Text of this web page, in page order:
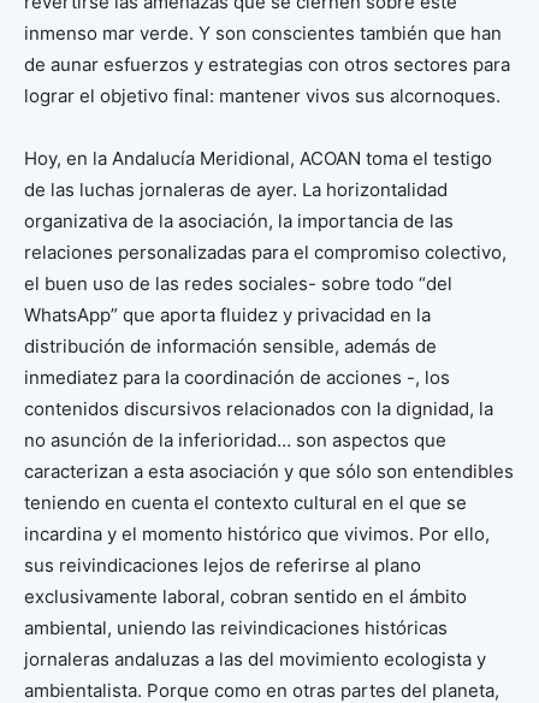
inmenso mar verde. Y son conscientes también que han
de aunar esfuerzos y estrategias con otros sectores para
lograr el objetivo final: mantener vivos sus alcornoques.
Hoy, en la Andalucía Meridional, ACOAN toma el testigo
de las luchas jornaleras de ayer. La horizontalidad
organizativa de la asociación, la importancia de las
relaciones personalizadas para el compromiso colectivo,
el buen uso de las redes sociales- sobre todo “del
WhatsApp” que aporta fluidez y privacidad en la
distribución de información sensible, además de
inmediatez para la coordinación de acciones -, los
contenidos discursivos relacionados con la dignidad, la
no asunción de la inferioridad… son aspectos que
caracterizan a esta asociación y que sólo son entendibles
teniendo en cuenta el contexto cultural en el que se
incardina y el momento histórico que vivimos. Por ello,
sus reivindicaciones lejos de referirse al plano
exclusivamente laboral, cobran sentido en el ámbito
ambiental, uniendo las reivindicaciones históricas
jornaleras andaluzas a las del movimiento ecologista y
ambientalista. Porque como en otras partes del planeta,